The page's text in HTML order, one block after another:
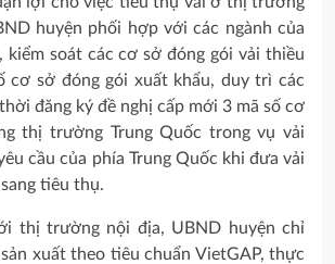
huyện phối hợp với các ngành của
kiểm soát các cơ sở đóng gói vải thiều
cơ sở đóng gói xuất khẩu, duy trì các
đăng ký đề nghị cấp mới 3 mã số cơ
thị trường Trung Quốc trong vụ vải
cầu của phía Trung Quốc khi đưa vải
tiêu thụ.
thị trường nội địa, UBND huyện chỉ
xuất theo tiêu chuẩn VietGAP, thực